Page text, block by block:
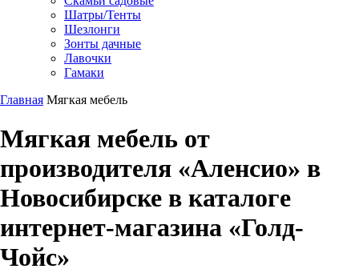
Шатры/Тенты
Шезлонги
Зонты дачные
Лавочки
Гамаки
Главная Мягкая мебель
Мягкая мебель от
производителя «Аленсио» в
Новосибирске в каталоге
интернет-магазина «Голд-
Чойс»